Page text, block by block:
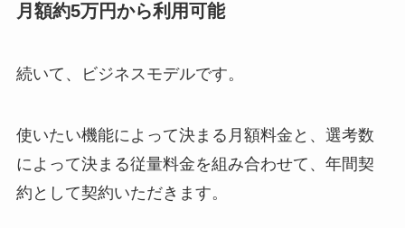
月額約5万円から利用可能
続いて、ビジネスモデルです。
使いたい機能によって決まる月額料金と、選考数
によって決まる従量料金を組み合わせて、年間契
約として契約いただきます。